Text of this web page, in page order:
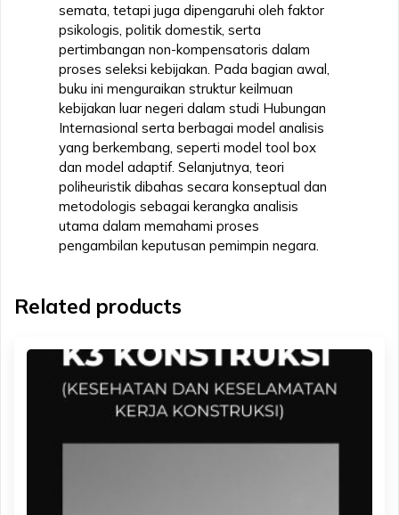
semata, tetapi juga dipengaruhi oleh faktor
psikologis, politik domestik, serta
pertimbangan non-kompensatoris dalam
proses seleksi kebijakan. Pada bagian awal,
buku ini menguraikan struktur keilmuan
kebijakan luar negeri dalam studi Hubungan
Internasional serta berbagai model analisis
yang berkembang, seperti model tool box
dan model adaptif. Selanjutnya, teori
poliheuristik dibahas secara konseptual dan
metodologis sebagai kerangka analisis
utama dalam memahami proses
pengambilan keputusan pemimpin negara.
Related products